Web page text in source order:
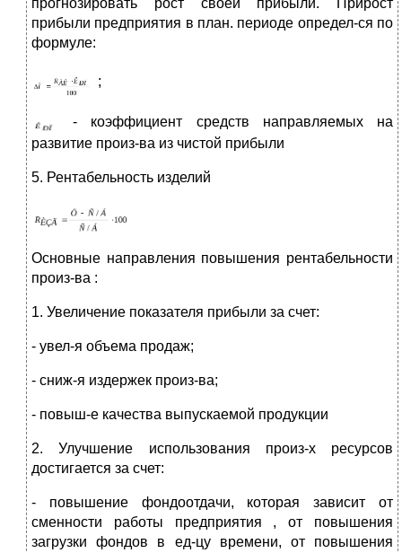
прогнозировать рост своей прибыли. Прирост
прибыли предприятия в план. периоде определ-ся по
формуле:
;
- коэффициент средств направляемых на
развитие произ-ва из чистой прибыли
5. Рентабельность изделий
Основные направления повышения рентабельности
произ-ва :
1. Увеличение показателя прибыли за счет:
- увел-я объема продаж;
- сниж-я издержек произ-ва;
- повыш-е качества выпускаемой продукции
2. Улучшение использования произ-х ресурсов
достигается за счет:
- повышение фондоотдачи, которая зависит от
сменности работы предприятия , от повышения
загрузки фондов в ед-цу времени, от повышения